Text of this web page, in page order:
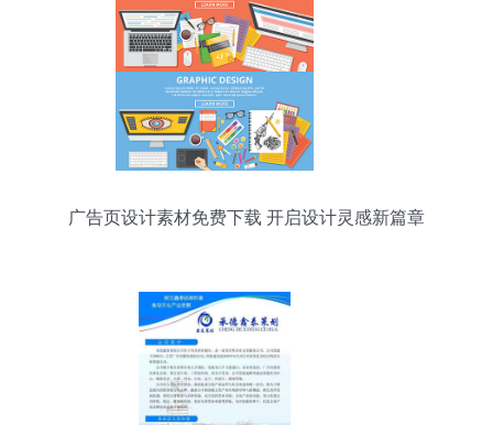
广告页设计素材免费下载 开启设计灵感新篇章